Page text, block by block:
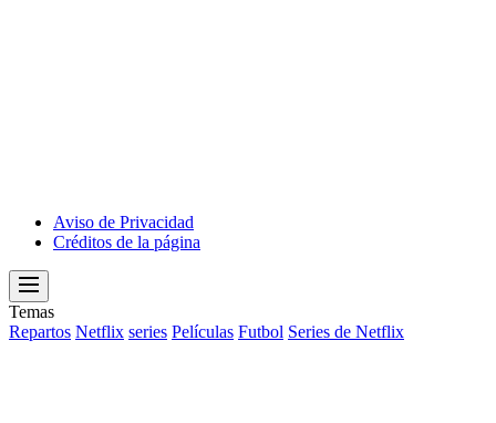
DeportivoAviso de Privacidad
Créditos de la página
Menu
Temas
Repartos Netflix series Películas Futbol Series de Netflix